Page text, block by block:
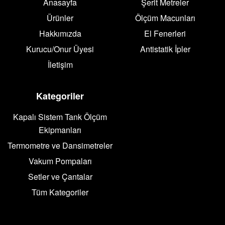
Ürünler
Hakkımızda
Kurucu/Onur Üyesi
İletişim
Ölçüm Macunları
El Fenerleri
Antistatik İpler
Kategoriler
Kapalı Sistem Tank Ölçüm
Ekipmanları
Termometre ve Dansimetreler
Vakum Pompaları
Setler ve Çantalar
Tüm Kategoriler